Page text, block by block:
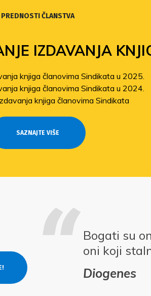
PREDNOSTI ČLANSTVA
IZDAVANJA
knjiga članovima Sindikata u 2025.
knjiga članovima Sindikata u 2024.
knjiga članovima Sindikata
SAZNAJTE VIŠE
Bogati su
oni koji
Diogenes